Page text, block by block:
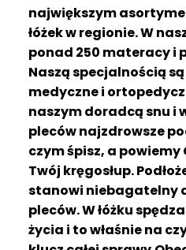
największym
łóżek w regionie. W
ponad 250 materacy i
Naszą specjalnością
medyczne i
naszym doradcą snu i
pleców najzdrowsze
czym śpisz, a
Twój kręgosłup.
stanowi niebagatelny
pleców. W łóżku
życia i to właśnie na